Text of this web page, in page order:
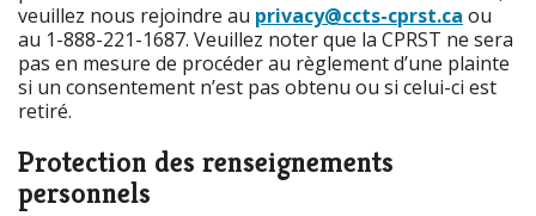
veuillez nous rejoindre au privacy@ccts-cprst.ca ou
au 1-888-221-1687. Veuillez noter que la CPRST ne sera
pas en mesure de procéder au règlement d’une plainte
si un consentement n’est pas obtenu ou si celui-ci est
retiré.
Protection des renseignements
personnels